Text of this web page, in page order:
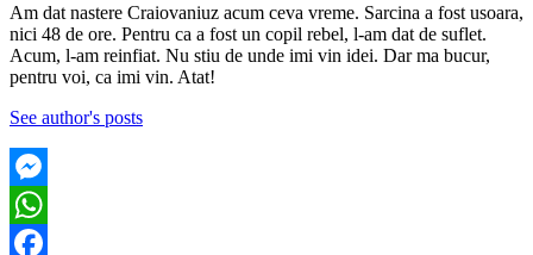
Am dat nastere Craiovaniuz acum ceva vreme. Sarcina a fost usoara,
nici 48 de ore. Pentru ca a fost un copil rebel, l-am dat de suflet.
Acum, l-am reinfiat. Nu stiu de unde imi vin idei. Dar ma bucur,
pentru voi, ca imi vin. Atat!
See author's posts
Messenger
WhatsApp